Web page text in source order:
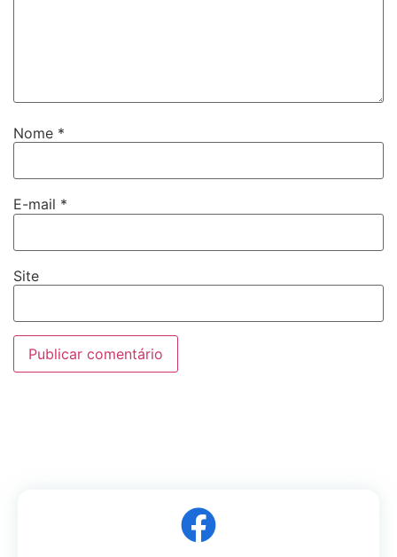
Nome *
E-mail *
Site